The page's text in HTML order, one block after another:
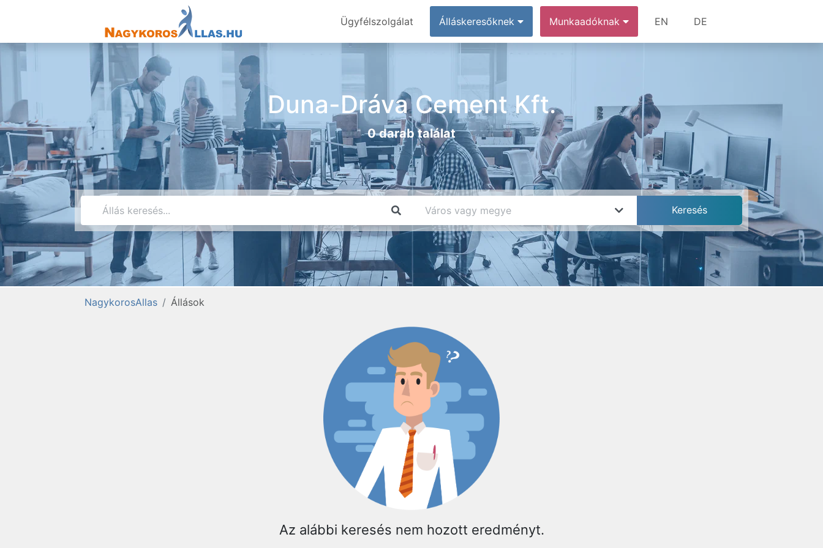
Ügyfélszolgálat Álláskeresőknek Munkaadóknak EN DE
Duna-Dráva Cement Kft.
0 darab találat
NagykorosAllas Állások
Az alábbi keresés nem hozott eredményt.